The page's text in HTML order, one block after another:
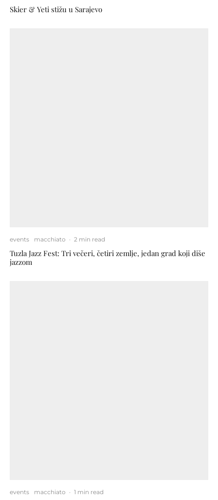
Skier & Yeti stižu u Sarajevo
events macchiato · 2 min read
Tuzla Jazz Fest: Tri večeri, četiri zemlje, jedan grad koji diše
jazzom
events macchiato · 1 min read